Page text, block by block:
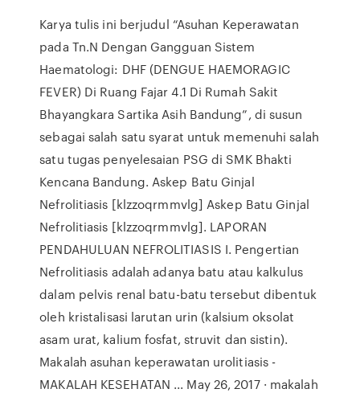
Karya tulis ini berjudul “Asuhan Keperawatan
pada Tn.N Dengan Gangguan Sistem
Haematologi: DHF (DENGUE HAEMORAGIC
FEVER) Di Ruang Fajar 4.1 Di Rumah Sakit
Bhayangkara Sartika Asih Bandung”, di susun
sebagai salah satu syarat untuk memenuhi salah
satu tugas penyelesaian PSG di SMK Bhakti
Kencana Bandung. Askep Batu Ginjal
Nefrolitiasis [klzzoqrmmvlg] Askep Batu Ginjal
Nefrolitiasis [klzzoqrmmvlg]. LAPORAN
PENDAHULUAN NEFROLITIASIS I. Pengertian
Nefrolitiasis adalah adanya batu atau kalkulus
dalam pelvis renal batu-batu tersebut dibentuk
oleh kristalisasi larutan urin (kalsium oksolat
asam urat, kalium fosfat, struvit dan sistin).
Makalah asuhan keperawatan urolitiasis -
MAKALAH KESEHATAN ... May 26, 2017 · makalah